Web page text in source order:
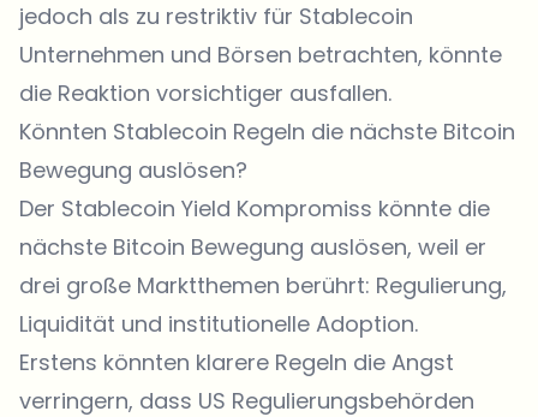
jedoch als zu restriktiv für Stablecoin
Unternehmen und Börsen betrachten, könnte
die Reaktion vorsichtiger ausfallen.
Könnten Stablecoin Regeln die nächste Bitcoin
Bewegung auslösen?
Der Stablecoin Yield Kompromiss könnte die
nächste Bitcoin Bewegung auslösen, weil er
drei große Marktthemen berührt: Regulierung,
Liquidität und institutionelle Adoption.
Erstens könnten klarere Regeln die Angst
verringern, dass US Regulierungsbehörden